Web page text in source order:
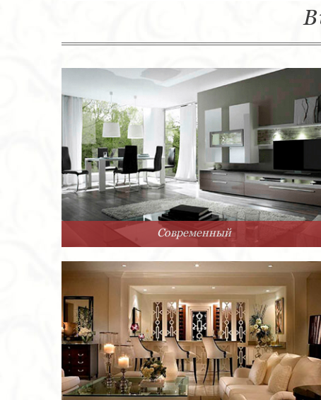
Современный